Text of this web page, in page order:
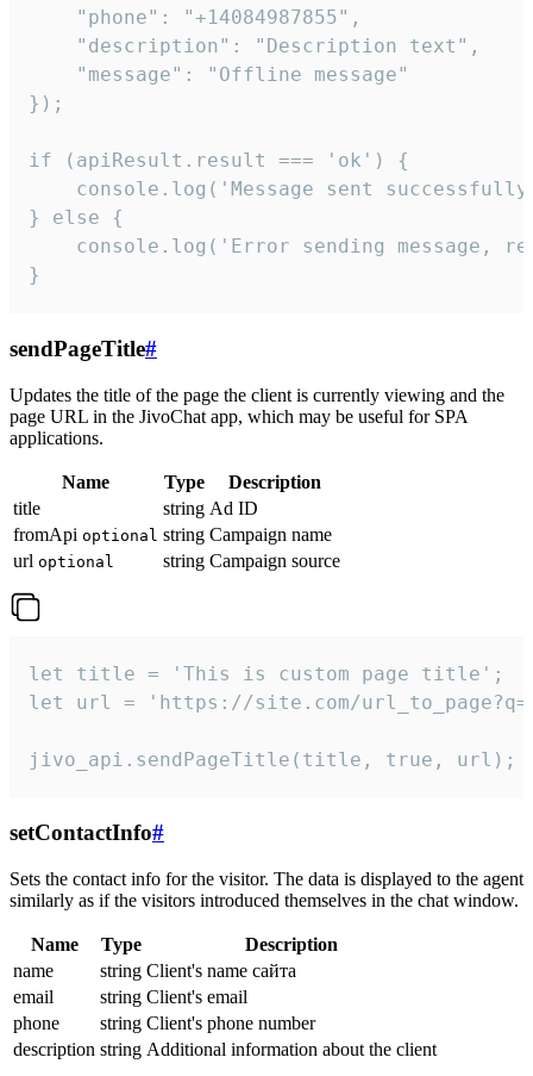
    "phone": "+14084987855",
    "description": "Description text",
    "message": "Offline message"
});
if (apiResult.result === 'ok') {
console.log('Message sent
} else {
console.log('Error sending message,
}
sendPageTitle#
Updates the title of the page the client is currently viewing and the
page URL in the JivoChat app, which may be useful for SPA
applications.
Name Type
Description
title
string Ad ID
fromApi optional string Campaign name
url optional string Campaign source
let title = 'This is custom page title';
let url = 'https://site.com/
jivo_api.sendPageTitle(title, true, url);
setContactInfo#
Sets the contact info for the visitor. The data is displayed to the agent
similarly as if the visitors introduced themselves in the chat window.
Name Type
Description
name
string Client's name сайта
email
string Client's email
phone
string Client's phone number
description string Additional information about the client